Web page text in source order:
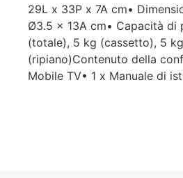
29L x 33P x 7A cm•
Ø3.5 x 13A cm• Capacità di
(totale), 5 kg (cassetto), 5 kg
(ripiano)Contenuto della
Mobile TV• 1 x Manuale di